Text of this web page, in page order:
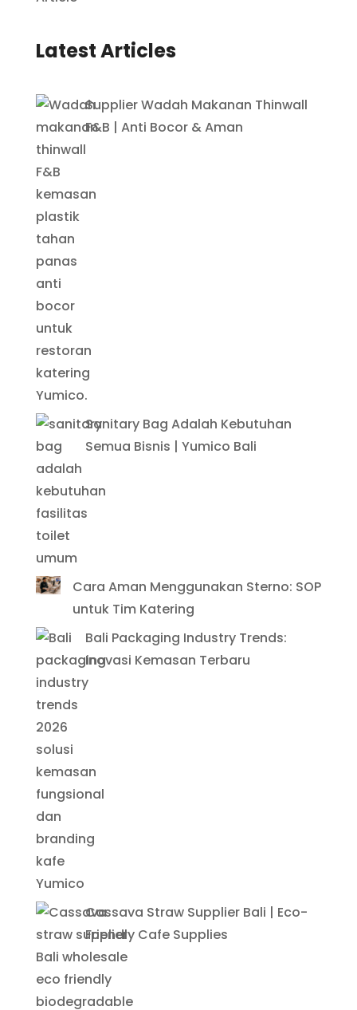
Latest Articles
Supplier Wadah Makanan Thinwall
F&B | Anti Bocor & Aman
Sanitary Bag Adalah Kebutuhan
Semua Bisnis | Yumico Bali
Cara Aman Menggunakan Sterno: SOP
untuk Tim Katering
Bali Packaging Industry Trends:
Inovasi Kemasan Terbaru
Cassava Straw Supplier Bali | Eco-
Friendly Cafe Supplies